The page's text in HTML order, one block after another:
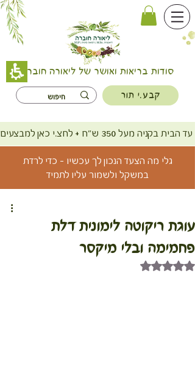
סודות בריאות ואושר של ליאורה חוברה
קבע.י תור
ש"ח + לחצ.י כאן למבצעים
גלי מה הצעד הנכון לך עכשיו - כדי לרדת
במשקל ולשמור עליו לתמיד
עוגת ריקוטה לימונית דלת
פחמימה ובלי מיקסר
דירוג של NaN מתוך 5 כוכבים